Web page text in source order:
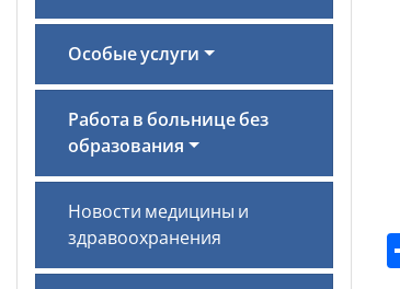
Особые услуги
Работа в больнице без
образования
Новости медицины и
здравоохранения